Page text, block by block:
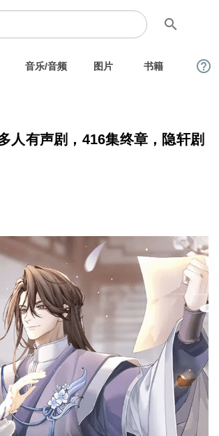
search
音乐/音频 图片 书籍 help_outline
人有声剧，416集终章，隐轩剧